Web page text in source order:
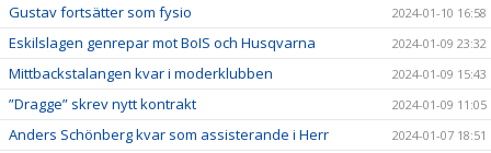
Gustav fortsätter som fysio 2024-01-10 16:58
Eskilslagen genrepar mot BoIS och Husqvarna 2024-01-09 23:32
Mittbackstalangen kvar i moderklubben 2024-01-09 15:43
”Dragge” skrev nytt kontrakt 2024-01-09 11:05
Anders Schönberg kvar som assisterande i Herr 2024-01-07 18:51